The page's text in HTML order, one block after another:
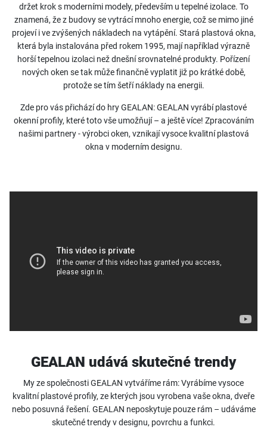
držet krok s moderními modely, především u tepelné izolace. To
znamená, že z budovy se vytrácí mnoho energie, což se mimo jiné
projeví i ve zvýšených nákladech na vytápění. Stará plastová okna,
která byla instalována před rokem 1995, mají například výrazně
horší tepelnou izolaci než dnešní srovnatelné produkty. Pořízení
nových oken se tak může finančně vyplatit již po krátké době,
protože se tím šetří náklady na energii.
Zde pro vás přichází do hry GEALAN: GEALAN vyrábí plastové
okenní profily, které toto vše umožňují – a ještě více! Zpracováním
našimi partnery - výrobci oken, vznikají vysoce kvalitní plastová
okna v moderním designu.
GEALAN udává skutečné trendy
My ze společnosti GEALAN vytváříme rám: Vyrábíme vysoce
kvalitní plastové profily, ze kterých jsou vyrobena vaše okna, dveře
nebo posuvná řešení. GEALAN neposkytuje pouze rám – udáváme
skutečné trendy v designu, povrchu a funkci.